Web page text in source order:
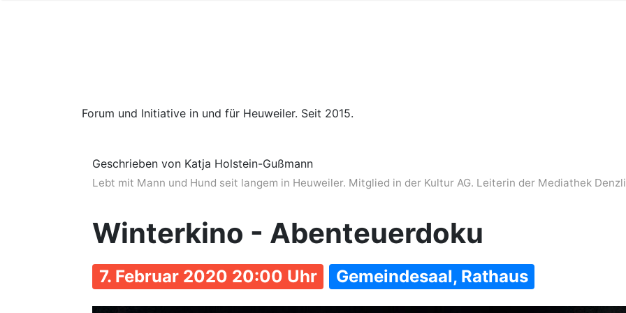
Forum und Initiative in und für Heuweiler. Seit 2015.
Geschrieben von Katja Holstein-Gußmann
Lebt mit Mann und Hund seit langem in Heuweiler. Mitglied in der Kultur AG. Leiterin der Mediathek
Winterkino - Abenteuerdoku
7. Februar 2020 20:00 Uhr Gemeindesaal, Rathaus